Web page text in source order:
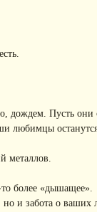
дождем. Пусть они
любимцы
металлов.
более «дышащее».
но и забота о